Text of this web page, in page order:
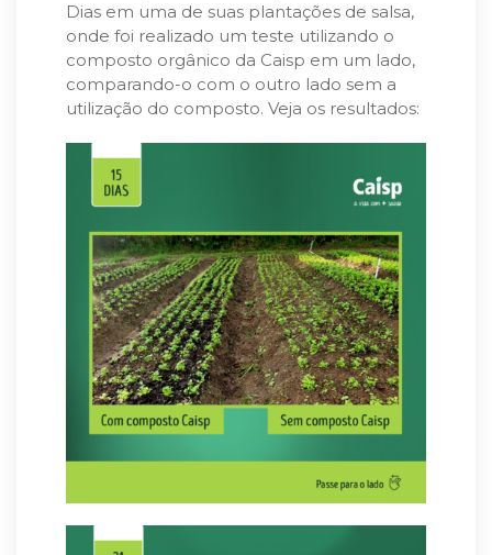
Dias em uma de suas plantações de salsa,
onde foi realizado um teste utilizando o
composto orgânico da Caisp em um lado,
comparando-o com o outro lado sem a
utilização do composto. Veja os resultados: